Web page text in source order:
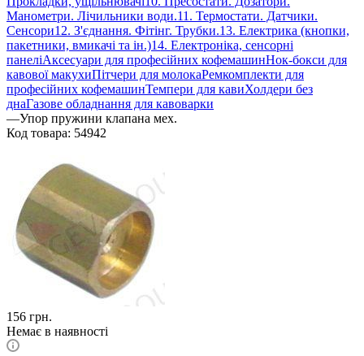
Манометри. Лічильники води.11. Термостати. Датчики.
Сенсори12. З'єднання. Фітінг. Трубки.13. Електрика (кнопки,
пакетники, вмикачі та ін.)14. Електроніка, сенсорні
панеліАксесуари для професійних кофемашинНок-бокси для
кавової макухиПітчери для молокаРемкомплекти для
професійних кофемашинТемпери для кавиХолдери без
днаГазове обладнання для кавоварки
—Упор пружини клапана мех.
Код товара: 54942
156 грн.
Немає в наявності